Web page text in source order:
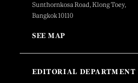
Sunthornkosa Road, Klong Toey,
Bangkok 10110
SEE MAP
EDITORIAL DEPARTMENT